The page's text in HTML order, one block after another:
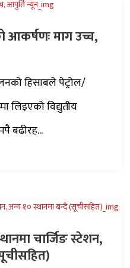
आकर्षणः माग उच्च,
हिसाबले पेट्रोल/
लिइएको विद्युतीय
बढीरह...
चार्जिङ स्टेशन,